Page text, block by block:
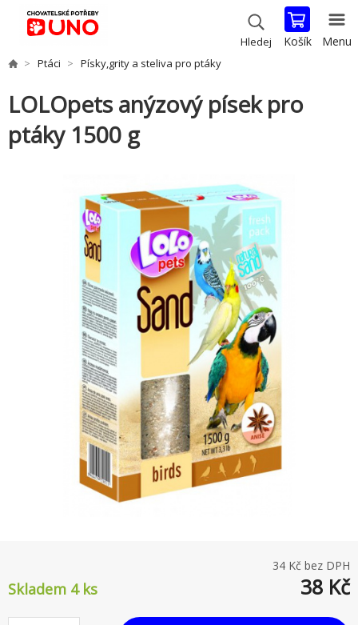
Hledej Košík Menu
Ptáci Písky,grity a steliva pro ptáky
LOLOpets anýzový písek pro
ptáky 1500 g
34 Kč bez DPH
Skladem 4 ks 38 Kč